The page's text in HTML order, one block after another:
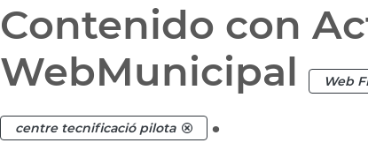
Contenido con
WebMunicipal
Web
centre tecnificació pilota .